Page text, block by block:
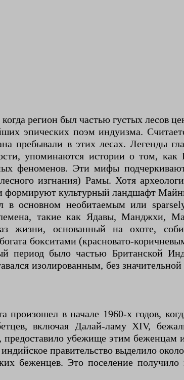
регион был частью густых
эпических поэм индуизма.
пребывали в этих лесах. Легенды
упоминаются истории о том, как
феноменов. Эти мифы
изгнания) Рамы. Хотя
формируют культурный ландшафт
в основном необитаемым или
такие как Ядавы, Манджхи,
жизни, основанный на охоте,
бокситами (красновато-
период было частью Британской
изолированным, без
произошел в начале 1960-х годов,
включая Далай-ламу XIV,
убежище этим
правительство выделило
беженцев. Это поселение